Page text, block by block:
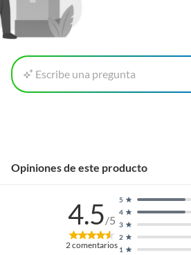
Escribe una pregunta
Opiniones de este producto
4.5/5
2comentarios 1
2
3
4
5